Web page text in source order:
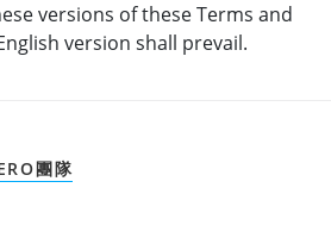
versions of these Terms and
version shall prevail.
團隊